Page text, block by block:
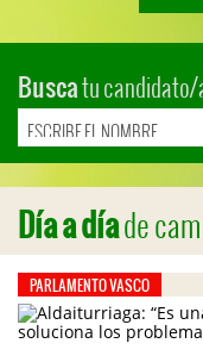
Buscatu
Día a díade
PARLAMENTO VASCO